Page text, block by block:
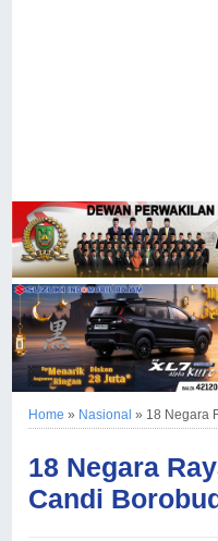
Home » Nasional » 18 Negara
18 Negara
Candi